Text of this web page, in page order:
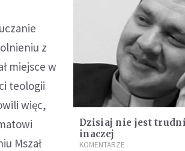
z
miejsce w
teologii
więc,
Mszał
Dzisiaj nie jest
inaczej
KOMENTARZE